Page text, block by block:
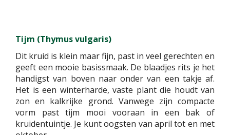
Tijm (Thymus vulgaris)
Dit kruid is klein maar fijn, past in veel gerechten en
geeft een mooie basissmaak. De blaadjes rits je het
handigst van boven naar onder van een takje af.
Het is een winterharde, vaste plant die houdt van
zon en kalkrijke grond. Vanwege zijn compacte
vorm past tijm mooi vooraan in een bak of
kruidentuintje. Je kunt oogsten van april tot en met